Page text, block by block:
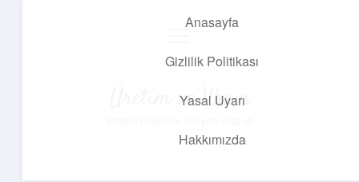
Anasayfa
Gizlilik Politikası
Yasal Uyarı
Hakkımızda
Üretim ve İlham